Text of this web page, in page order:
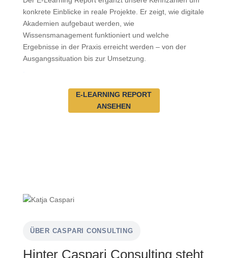
konkrete Einblicke in reale Projekte. Er zeigt, wie digitale
Akademien aufgebaut werden, wie
Wissensmanagement funktioniert und welche
Ergebnisse in der Praxis erreicht werden – von der
Ausgangssituation bis zur Umsetzung.
E-LEARNING REPORT
ANSEHEN
ÜBER CASPARI CONSULTING
Hinter Caspari Consulting steht